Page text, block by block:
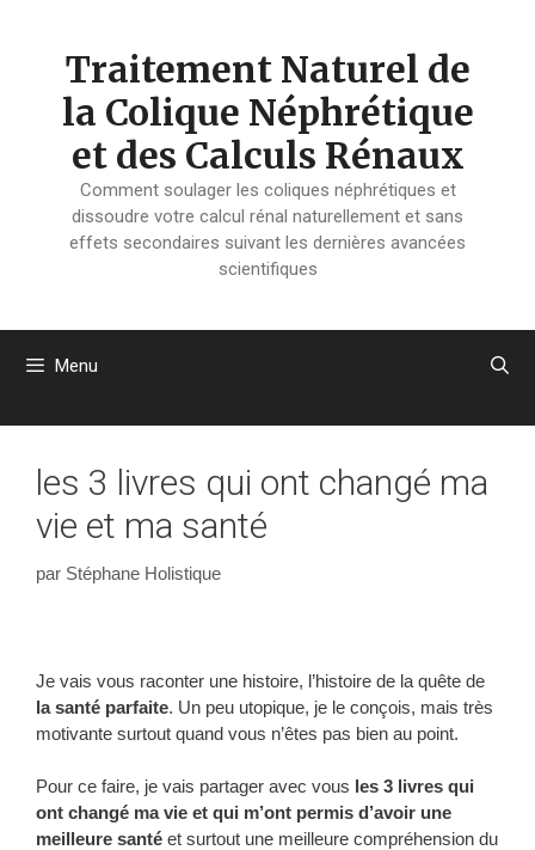
Traitement Naturel de
la Colique Néphrétique
et des Calculs Rénaux
Comment soulager les coliques néphrétiques et
dissoudre votre calcul rénal naturellement et sans
effets secondaires suivant les dernières avancées
scientifiques
Menu
les 3 livres qui ont changé ma
vie et ma santé
par Stéphane Holistique
Je vais vous raconter une histoire, l’histoire de la quête de
la santé parfaite. Un peu utopique, je le conçois, mais très
motivante surtout quand vous n’êtes pas bien au point.
Pour ce faire, je vais partager avec vous les 3 livres qui
ont changé ma vie et qui m’ont permis d’avoir une
meilleure santé et surtout une meilleure compréhension du